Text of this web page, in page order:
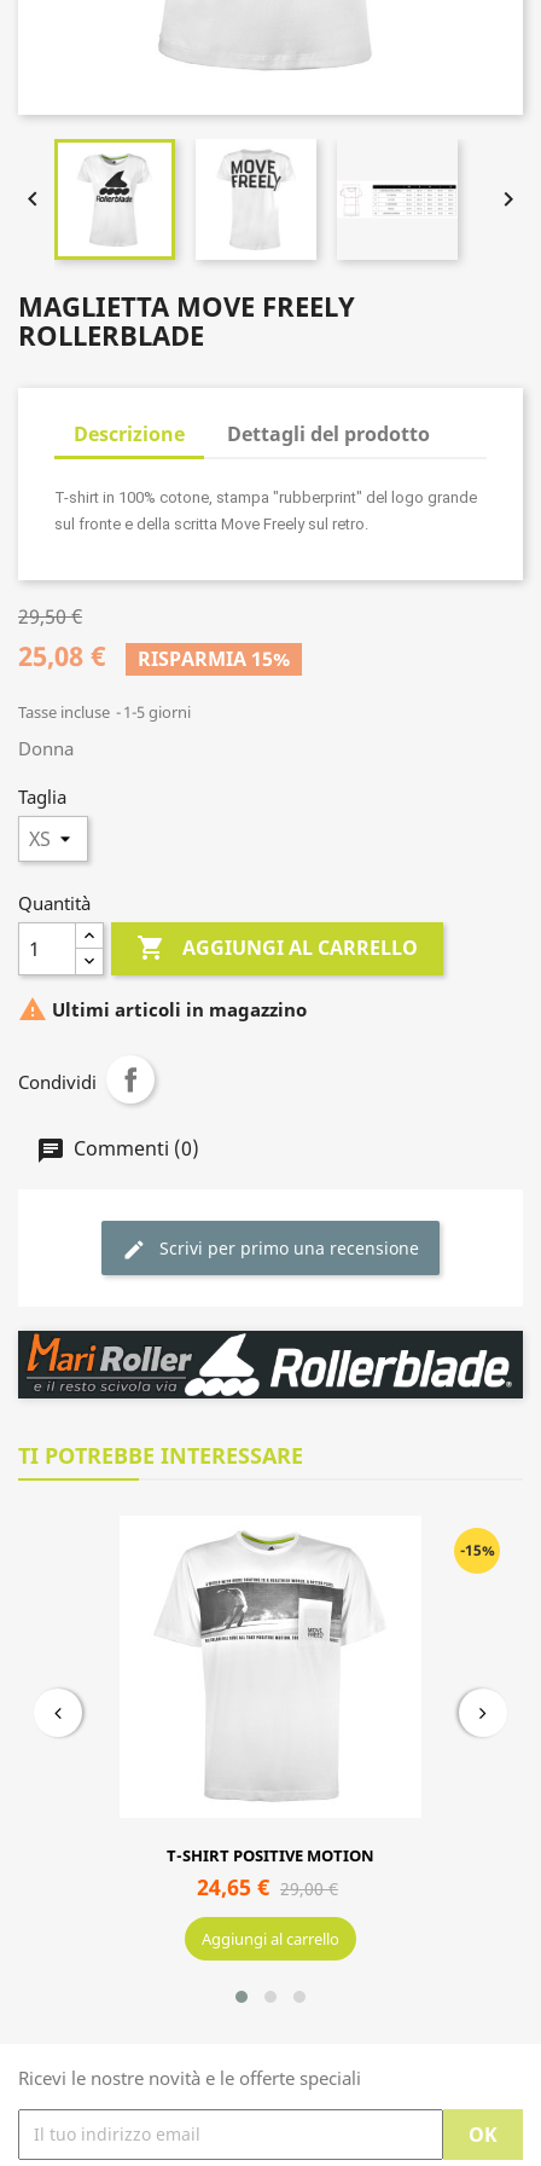
 
MAGLIETTA MOVE FREELY
ROLLERBLADE
Descrizione Dettagli del prodotto
T-shirt in 100% cotone, stampa "rubberprint" del logo grande
sul fronte e della scritta Move Freely sul retro.
29,50 €
25,08 € RISPARMIA 15%
Tasse incluse 1-5 giorni
Donna
Taglia
Quantità
 AGGIUNGI AL CARRELLO
 Ultimi articoli in magazzino
Condividi
Commenti (0)
Scrivi per primo una recensione
TI POTREBBE INTERESSARE
-15%
T-SHIRT POSITIVE MOTION
24,65 € 29,00 €
Aggiungi al carrello
Ricevi le nostre novità e le offerte speciali